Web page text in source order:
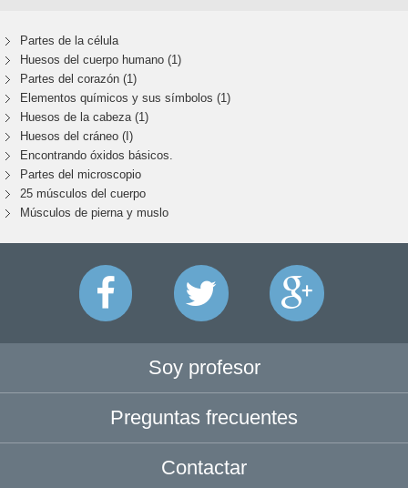
Partes de la célula
Huesos del cuerpo humano (1)
Partes del corazón (1)
Elementos químicos y sus símbolos (1)
Huesos de la cabeza (1)
Huesos del cráneo (I)
Encontrando óxidos básicos.
Partes del microscopio
25 músculos del cuerpo
Músculos de pierna y muslo
Soy profesor
Preguntas frecuentes
Contactar